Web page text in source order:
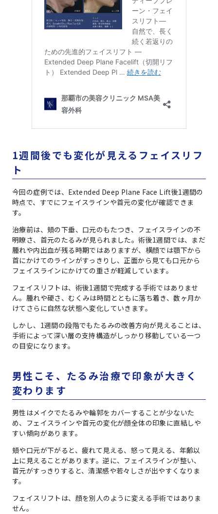
1週間後でも変化が見えるフェイスリフ
ト
今回の症例では、Extended Deep Plane Face Lift後1週間の
時点で、すでにフェイスラインや首元の変化が確認できま
す。
治療前は、頬の下垂、口元のもたつき、フェイスラインの不
明瞭さ、首元のたるみが見られました。術後1週間では、まだ
腫れや内出血が残る時期ではありますが、横顔では顎下から
首にかけてのラインがすっきりし、正面から見ても口元から
フェイスラインにかけての重さが軽減しています。
フェイスリフトは、術後1週間で完成する手術ではありませ
ん。腫れや硬さ、むくみは時間とともに落ち着き、数ヶ月か
けてさらに自然な状態へ変化していきます。
しかし、1週間の段階でもたるみの改善方向が見えることは、
手術によって深い層の支持構造がしっかり移動している一つ
の目安になります。
男性こそ、たるみ治療で印象が大きく
変わります
男性はメイクでたるみや輪郭をカバーすることが少ないた
め、フェイスラインや首元の変化が顔全体の印象に直結しや
すい傾向があります。
頬や口元が下がると、疲れて見える、怒って見える、年齢以
上に見えることがあります。逆に、フェイスラインが整い、
首元がすっきりすると、清潔感や若々しさが出やすくなりま
す。
フェイスリフトは、顔を別人のように変える手術ではありま
せん。